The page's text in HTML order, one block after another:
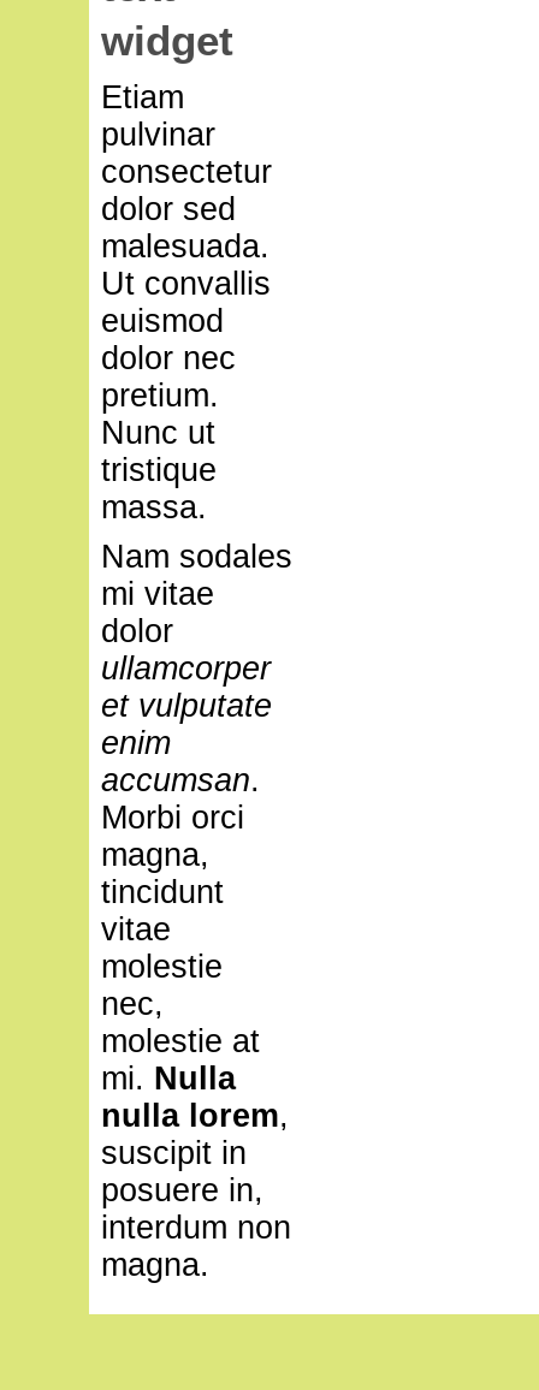
widget
Etiam
pulvinar
consectetur
dolor sed
malesuada.
Ut convallis
euismod
dolor nec
pretium.
Nunc ut
tristique
massa.
Nam sodales
mi vitae
dolor
ullamcorper
et vulputate
enim
accumsan.
Morbi orci
magna,
tincidunt
vitae
molestie
nec,
molestie at
mi. Nulla
nulla lorem,
suscipit in
posuere in,
interdum non
magna.